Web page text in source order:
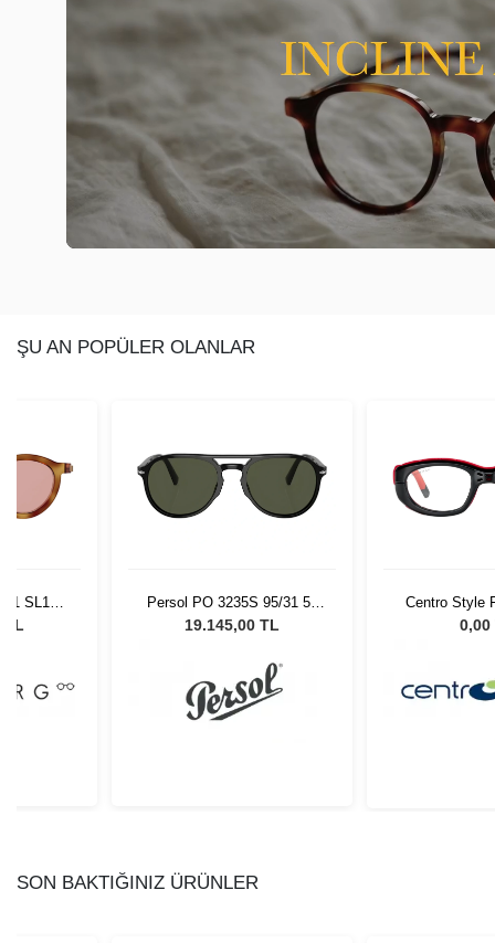
ŞU AN POPÜLER OLANLAR
95/31 55
TL
Centro Style F257 092 51
0,00 TL
Mykita
Graphite/
0,00
SON BAKTIĞINIZ ÜRÜNLER